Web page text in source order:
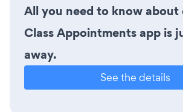
All you need to know about
Class Appointments app is
away.
See the details